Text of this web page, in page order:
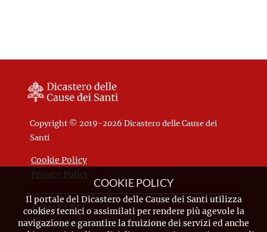
Copyright © 2019-2026 Dicastero delle Cause dei
Santi
Cookie Policy
Privacy Policy
CONTATTI
Piazza Pio XII, 10 - 00120 Città del Vaticano
COOKIE POLICY
Il portale del Dicastero delle Cause dei Santi utilizza
cookies tecnici o assimilati per rendere più agevole la
navigazione e garantire la fruizione dei servizi ed anche